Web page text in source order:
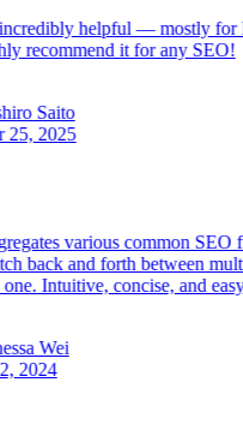
helpful — mostly for
recommend it for any SEO!
Saito
2025
various common SEO
back and forth between
Intuitive, concise, and easy
Wei
2024